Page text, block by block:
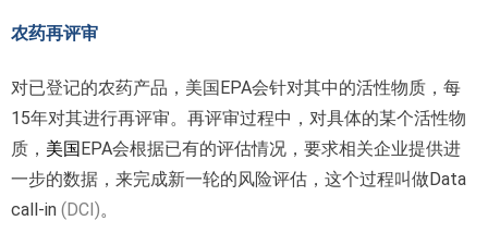
农药再评审
对已登记的农药产品，美国EPA会针对其中的活性物质，每
15年对其进行再评审。再评审过程中，对具体的某个活性物
质， 美国EPA会根据已有的评估情况，要求相关企业提供进
一步的数据，来完成新一轮的风险评估，这个过程叫做Data
call-in (DCI)。